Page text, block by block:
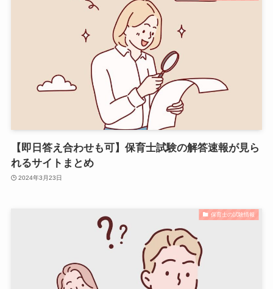
【即日答え合わせも可】保育士試験の解答速報が見ら
れるサイトまとめ
2024年3月23日
保育士の試験情報